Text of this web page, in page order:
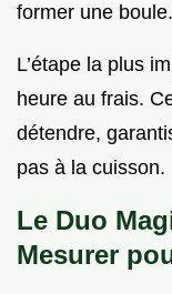
former une boule.
L’étape la plus
heure au frais.
détendre,
pas à la cuisson.
Le Duo
Mesurer